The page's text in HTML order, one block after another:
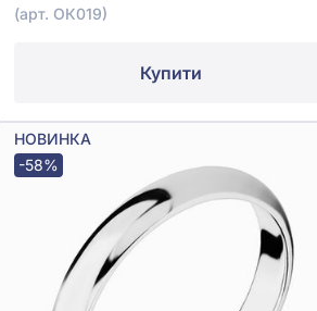
(арт. ОК019)
Купити
НОВИНКА
-58%